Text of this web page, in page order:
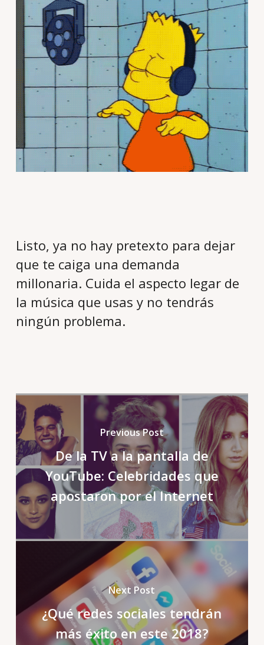
Listo, ya no hay pretexto para dejar
que te caiga una demanda
millonaria. Cuida el aspecto legar de
la música que usas y no tendrás
ningún problema.
Previous Post
De la TV a la pantalla de
YouTube: Celebridades que
apostaron por el Internet
Next Post
¿Qué redes sociales tendrán
más éxito en este 2018?